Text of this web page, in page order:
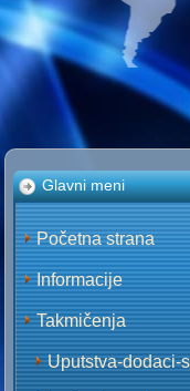
Glavni meni
Početna strana
Informacije
Takmičenja
Uputstva-dodaci-